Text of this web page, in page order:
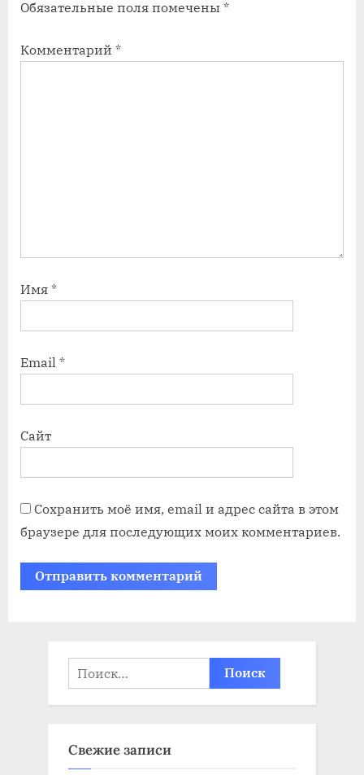
Обязательные поля помечены *
Комментарий *
Имя *
Email *
Сайт
Сохранить моё имя, email и адрес сайта в этом
браузере для последующих моих комментариев.
Найти:
Свежие записи